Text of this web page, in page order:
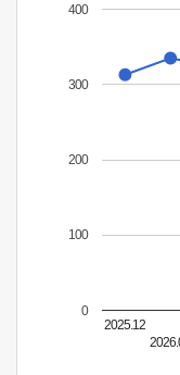
2025.12
0
100
200
300
400